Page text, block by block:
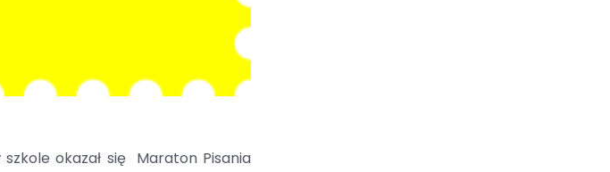
okazał się Maraton Pisania